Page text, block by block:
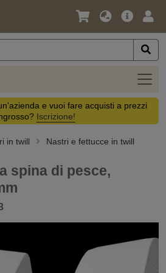
Lingua
Valuta
Offerta
e vuoi fare acquisti a prezzi
Iscrizione!
in twill Nastri e fettucce in twill
spina di pesce,